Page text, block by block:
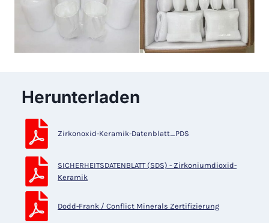
Herunterladen
Zirkonoxid-Keramik-Datenblatt_PDS
SICHERHEITSDATENBLATT (SDS) - Zirkoniumdioxid-
Keramik
Dodd-Frank / Conflict Minerals Zertifizierung